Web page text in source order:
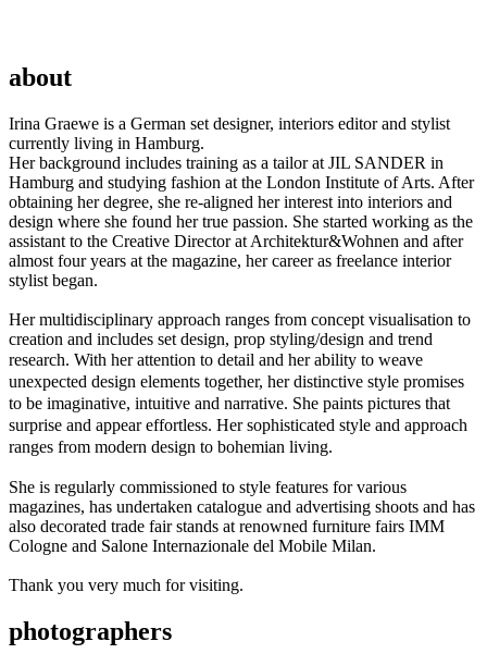
about
Irina Graewe is a German set designer, interiors editor and stylist
currently living in Hamburg.
Her background includes training as a tailor at JIL SANDER in
Hamburg and studying fashion at the London Institute of Arts. After
obtaining her degree, she re-aligned her interest into interiors and
design where she found her true passion. She started working as the
assistant to the Creative Director at Architektur&Wohnen and after
almost four years at the magazine, her career as freelance interior
stylist began.
Her multidisciplinary approach ranges from concept visualisation to
creation and includes set design, prop styling/design and trend
research. With her attention to detail and her ability to weave
unexpected design elements together, her distinctive style promises
to be imaginative, intuitive and narrative. She paints pictures that
surprise and appear effortless. Her sophisticated style and approach
ranges from modern design to bohemian living.
She is regularly commissioned to style features for various
magazines, has undertaken catalogue and advertising shoots and has
also decorated trade fair stands at renowned furniture fairs IMM
Cologne and Salone Internazionale del Mobile Milan.
Thank you very much for visiting.
photographers